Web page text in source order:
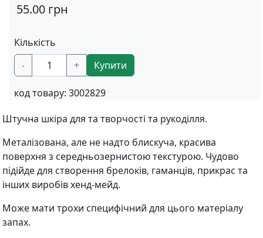
55.00 грн
Кількість
-
+ Купити
код товару: 3002829
Штучна шкіра для та творчості та рукоділля.
Металізована, але не надто блискуча, красива
поверхня з середньозернистою текстурою. Чудово
підійде для створення брелоків, гаманців, прикрас та
інших виробів хенд-мейд.
Може мати трохи специфічний для цього матеріалу
запах.